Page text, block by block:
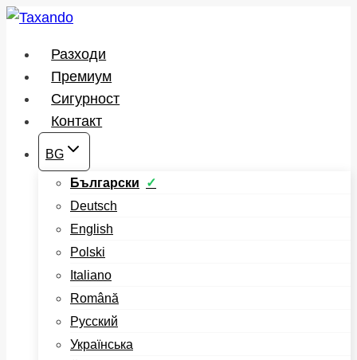
Към
Разходи
Премиум
Сигурност
Контакт
BG
Български
Deutsch
English
Polski
Italiano
Română
Русский
Українська